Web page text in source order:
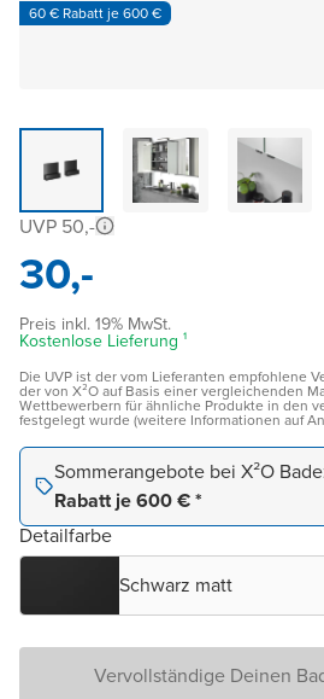
60 € Rabatt je 600 €
UVP 50,-
30,-
Preis inkl. 19% MwSt.
Kostenlose Lieferung ¹
Die UVP ist der vom Lieferanten empfohlene
der von X²O auf Basis einer vergleichenden
Wettbewerbern für ähnliche Produkte in den
festgelegt wurde (weitere Informationen auf
Sommerangebote bei X²O
Rabatt je 600 € *
Detailfarbe
Schwarz matt
Vervollständige Deinen